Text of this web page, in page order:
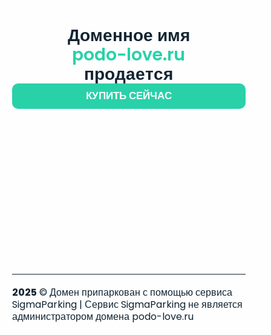
Доменное имя
podo-love.ru
продается
КУПИТЬ СЕЙЧАС
2025 © Домен припаркован с помощью сервиса
SigmaParking | Сервис SigmaParking не является
администратором домена podo-love.ru